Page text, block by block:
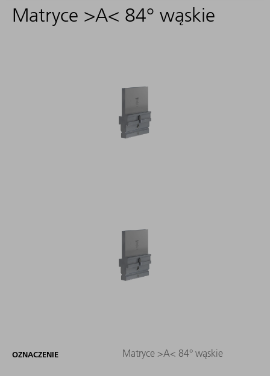
Matryce >A< 84° wąskie
OZNACZENIE Matryce >A< 84° wąskie